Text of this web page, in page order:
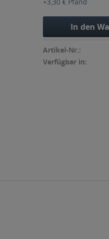
In den
Artikel-Nr.:
Verfügbar in: